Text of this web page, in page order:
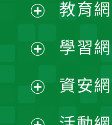
選
單
開
選
單
開
選
單
開
教育
學習
資安